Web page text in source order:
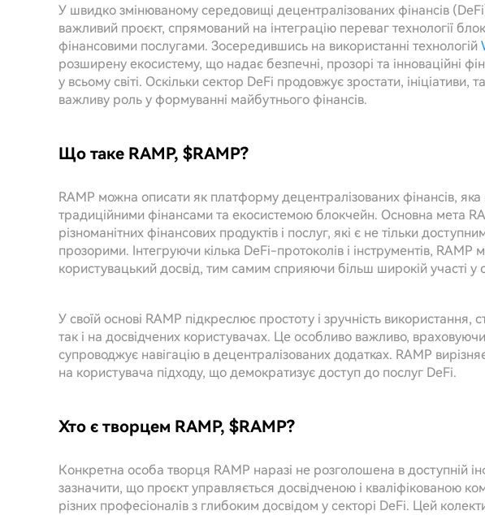
У швидко змінюваному середовищі децентралізованих фінансів
важливий проєкт, спрямований на інтеграцію переваг технології
фінансовими послугами. Зосередившись на використанні технологій
розширену екосистему, що надає безпечні, прозорі та інноваційні
у всьому світі. Оскільки сектор DeFi продовжує зростати, ініціативи,
важливу роль у формуванні майбутнього фінансів.
Що таке RAMP, $RAMP?
RAMP можна описати як платформу децентралізованих фінансів,
традиційними фінансами та екосистемою блокчейн. Основна мета
різноманітних фінансових продуктів і послуг, які є не тільки
прозорими. Інтегруючи кілька DeFi-протоколів і інструментів,
користувацький досвід, тим самим сприяючи більш широкій участі у
У своїй основі RAMP підкреслює простоту і зручність використання,
так і на досвідчених користувачах. Це особливо важливо,
супроводжує навігацію в децентралізованих додатках. RAMP
на користувача підходу, що демократизує доступ до послуг DeFi.
Хто є творцем RAMP, $RAMP?
Конкретна особа творця RAMP наразі не розголошена в доступній
зазначити, що проєкт управляється досвідченою і кваліфікованою
різних професіоналів з глибоким досвідом у секторі DeFi. Цей